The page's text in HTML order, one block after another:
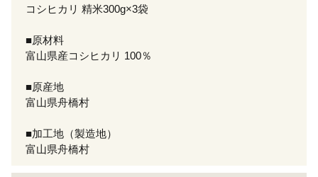
コシヒカリ 精米300g×3袋
■原材料
富山県産コシヒカリ 100％
■原産地
富山県舟橋村
■加工地（製造地）
富山県舟橋村